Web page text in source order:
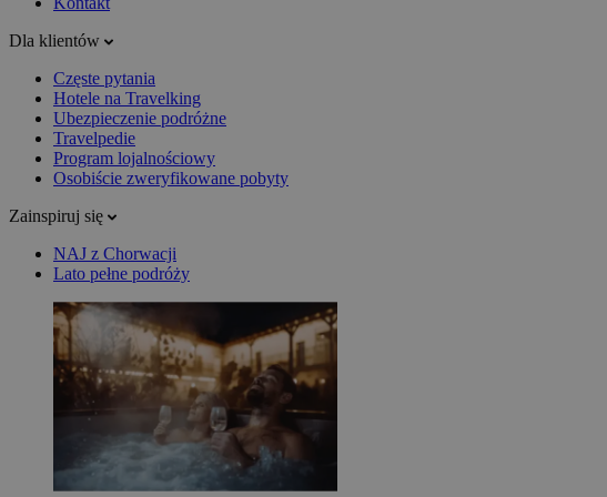
Dla klientów
Częste pytania
Hotele na Travelking
Ubezpieczenie podróżne
Travelpedie
Program lojalnościowy
Osobiście zweryfikowane pobyty
Zainspiruj się
NAJ z Chorwacji
Lato pełne podróży